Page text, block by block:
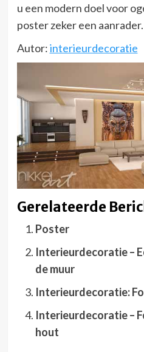
u een modern doel voor
poster zeker een aanrader.
Autor:interieurdecoratie
Gerelateerde
Poster
Interieurdecoratie –
de muur
Interieurdecoratie:
Interieurdecoratie –
hout